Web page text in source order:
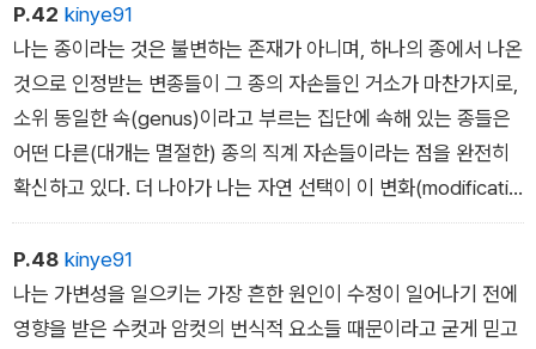
P.42 kinye91
나는 종이라는 것은 불변하는 존재가 아니며, 하나의 종에서 나온
것으로 인정받는 변종들이 그 종의 자손들인 거소가 마찬가지로,
소위 동일한 속(genus)이라고 부르는 집단에 속해 있는 종들은
어떤 다른(대개는 멸절한) 종의 직계 자손들이라는 점을 완전히
확신하고 있다. 더 나아가 나는 자연 선택이 이 변화(modificatio
n)의 유일한 방법은 아니지만 주된 방법이라는 것을 확신한다.
P.48 kinye91
나는 가변성을 일으키는 가장 흔한 원인이 수정이 일어나기 전에
영향을 받은 수컷과 암컷의 번식적 요소들 때문이라고 굳게 믿고